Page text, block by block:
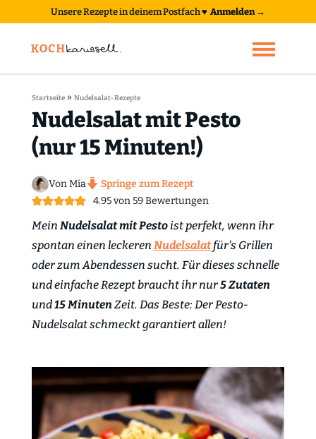
Unsere Rezepte in deinem Postfach♥ Anmelden →
Startseite» Nudelsalat-Rezepte
Nudelsalat mit Pesto
(nur 15 Minuten!)
Von Mia
Springe zum Rezept
4.95von59Bewertungen
Mein Nudelsalat mit Pestoist perfekt, wenn ihr
spontan einen leckeren Nudelsalatfür's Grillen
oder zum Abendessen sucht. Für dieses schnelle
und einfache Rezept braucht ihr nur5 Zutaten
und15 MinutenZeit. Das Beste: Der Pesto-
Nudelsalat schmeckt garantiert allen!